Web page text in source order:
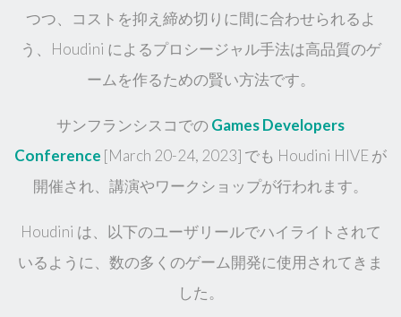
つつ、コストを抑え締め切りに間に合わせられるよ
う、Houdini によるプロシージャル手法は高品質のゲ
ームを作るための賢い方法です。
サンフランシスコでの Games Developers
Conference [March 20-24, 2023] でも Houdini HIVE が
開催され、講演やワークショップが行われます。
Houdini は、以下のユーザリールでハイライトされて
いるように、数の多くのゲーム開発に使用されてきま
した。